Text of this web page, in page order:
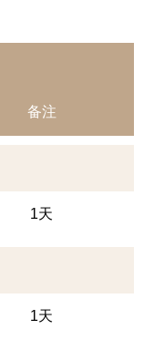
备注
1天
1天